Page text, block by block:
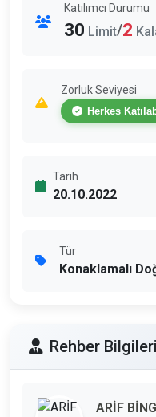
Katılımcı Durumu
30 Limit/2
Zorluk Seviyesi
Herkes
Tarih
20.10.2022
Tür
Konaklamalı
Rehber Bilgileri
ARİF